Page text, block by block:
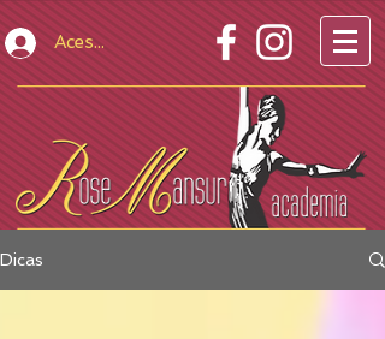
Acesso Restrito
Dicas